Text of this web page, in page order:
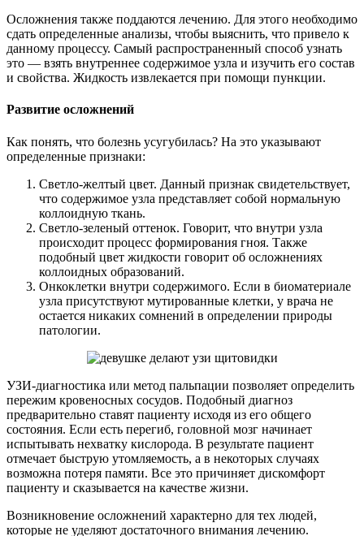
Осложнения также поддаются лечению. Для этого необходимо
сдать определенные анализы, чтобы выяснить, что привело к
данному процессу. Самый распространенный способ узнать
это — взять внутреннее содержимое узла и изучить его состав
и свойства. Жидкость извлекается при помощи пункции.
Развитие осложнений
Как понять, что болезнь усугубилась? На это указывают
определенные признаки:
Светло-желтый цвет. Данный признак свидетельствует,
что содержимое узла представляет собой нормальную
коллоидную ткань.
Светло-зеленый оттенок. Говорит, что внутри узла
происходит процесс формирования гноя. Также
подобный цвет жидкости говорит об осложнениях
коллоидных образований.
Онкоклетки внутри содержимого. Если в биоматериале
узла присутствуют мутированные клетки, у врача не
остается никаких сомнений в определении природы
патологии.
УЗИ-диагностика или метод пальпации позволяет определить
пережим кровеносных сосудов. Подобный диагноз
предварительно ставят пациенту исходя из его общего
состояния. Если есть перегиб, головной мозг начинает
испытывать нехватку кислорода. В результате пациент
отмечает быструю утомляемость, а в некоторых случаях
возможна потеря памяти. Все это причиняет дискомфорт
пациенту и сказывается на качестве жизни.
Возникновение осложнений характерно для тех людей,
которые не уделяют достаточного внимания лечению.